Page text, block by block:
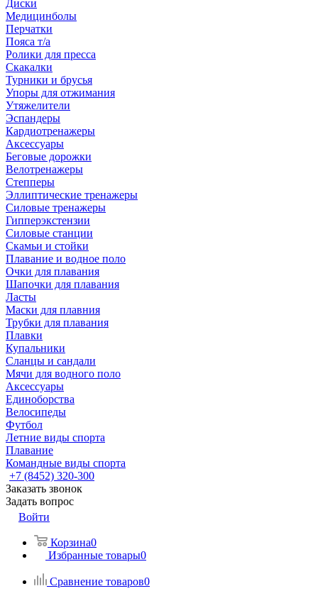
Диски
Медицинболы
Перчатки
Пояса т/а
Ролики для пресса
Скакалки
Турники и брусья
Упоры для отжимания
Утяжелители
Эспандеры
Кардиотренажеры
Аксессуары
Беговые дорожки
Велотренажеры
Степперы
Эллиптические тренажеры
Силовые тренажеры
Гипперэкстензии
Силовые станции
Скамьи и стойки
Плавание и водное поло
Очки для плавания
Шапочки для плавания
Ласты
Маски для плавния
Трубки для плавания
Плавки
Купальники
Сланцы и сандали
Мячи для водного поло
Аксессуары
Единоборства
Велосипеды
Футбол
Летние виды спорта
Плавание
Командные виды спорта
+7 (8452) 320-300
Заказать звонок
Задать вопрос
Войти
Корзина0
Избранные товары0
Сравнение товаров0